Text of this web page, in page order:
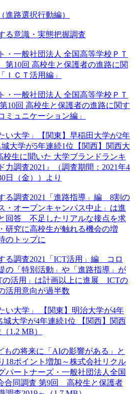
進路選択行動編）
る意識・実態把握調査
・一般社団法人 全国高等学校ＰＴ
10回 高校生と保護者の進路に関
ＩＣＴ活用編」
・一般社団法人 全国高等学校ＰＴ
10回 高校生と保護者の進路に関す
ミュニケーション編」
い大学」【関東】早稲田大学が2年
大学が5年連続1位【関西】関西大
校生に聞いた 大学ブランドランキ
力調査2021』（調査期間：2021年4
日（金））より
る調査2021「進路指導」編 8割の
・オープンキャンパス中止」は進
回答 不足したリアルな接点を求
研究に高校生が触れる機会の増
のトップに
る調査2021「ICT活用」編 コロ
の「特別活動」や「進路指導」が
活用」は計画以上に進展 ICTの
活用意向が過半数
い大学」 【関東】明治大学が4年
城大学が4年連続1位 【関西】関西
1.2 MB）
もの将来に「AIの影響がある」と
ポイント増加～株式会社リクル
パートナーズ・一般社団法人全国
合同調査 第9回 高校生と保護者